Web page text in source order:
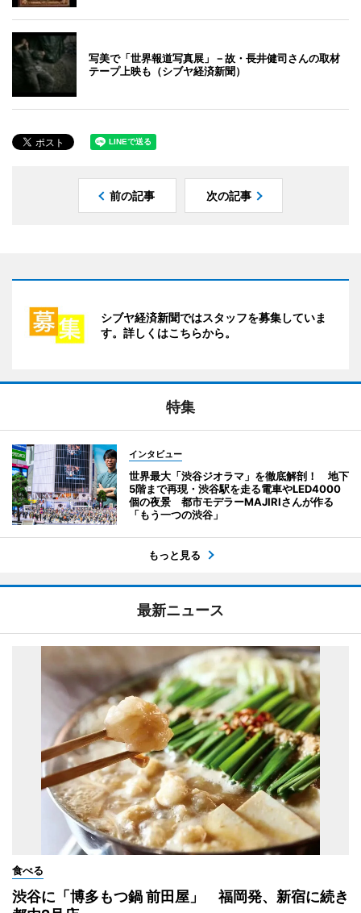
写美で「世界報道写真展」－故・長井健司さんの取材
テープ上映も（シブヤ経済新聞）
前の記事 次の記事
シブヤ経済新聞ではスタッフを募集していま
す。詳しくはこちらから。
特集
インタビュー
世界最大「渋谷ジオラマ」を徹底解剖！ 地下
5階まで再現・渋谷駅を走る電車やLED4000
個の夜景 都市モデラーMAJIRIさんが作る
「もう一つの渋谷」
もっと見る
最新ニュース
食べる
渋谷に「博多もつ鍋 前田屋」 福岡発、新宿に続き